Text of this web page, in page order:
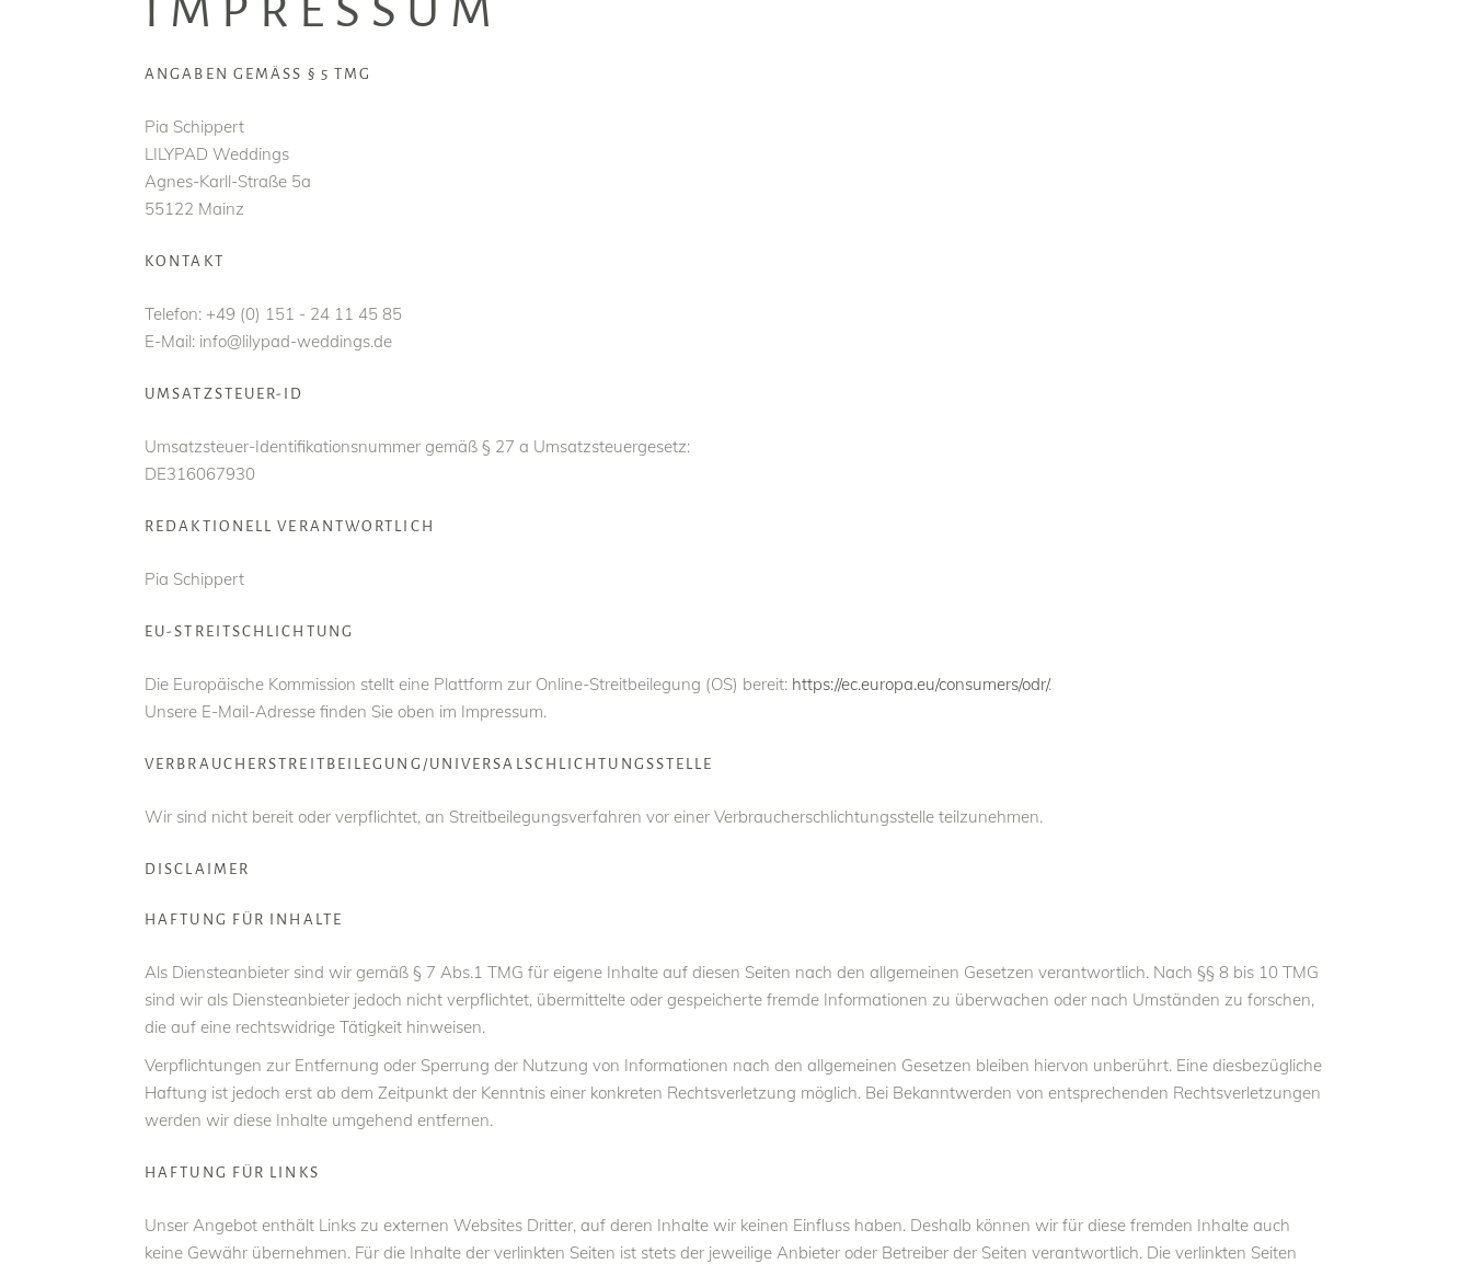
ANGABEN GEMÄSS § 5 TMG
Pia Schippert
LILYPAD Weddings
Agnes-Karll-Straße 5a
55122 Mainz
KONTAKT
Telefon: +49 (0) 151 - 24 11 45 85
E-Mail: info@lilypad-weddings.de
UMSATZSTEUER-ID
Umsatzsteuer-Identifikationsnummer gemäß § 27 a Umsatzsteuergesetz:
DE316067930
REDAKTIONELL VERANTWORTLICH
Pia Schippert
EU-STREITSCHLICHTUNG
Die Europäische Kommission stellt eine Plattform zur Online-Streitbeilegung (OS) bereit: https://ec.europa.eu/consumers/odr/.
Unsere E-Mail-Adresse finden Sie oben im Impressum.
VERBRAUCHER­STREIT­BEILEGUNG/UNIVERSAL­SCHLICHTUNGS­STELLE
Wir sind nicht bereit oder verpflichtet, an Streitbeilegungsverfahren vor einer Verbraucherschlichtungsstelle teilzunehmen.
DISCLAIMER
HAFTUNG FÜR INHALTE
Als Diensteanbieter sind wir gemäß § 7 Abs.1 TMG für eigene Inhalte auf diesen Seiten nach den allgemeinen Gesetzen verantwortlich. Nach §§ 8 bis 10 TMG
sind wir als Diensteanbieter jedoch nicht verpflichtet, übermittelte oder gespeicherte fremde Informationen zu überwachen oder nach Umständen zu forschen,
die auf eine rechtswidrige Tätigkeit hinweisen.
Verpflichtungen zur Entfernung oder Sperrung der Nutzung von Informationen nach den allgemeinen Gesetzen bleiben hiervon unberührt. Eine diesbezügliche
Haftung ist jedoch erst ab dem Zeitpunkt der Kenntnis einer konkreten Rechtsverletzung möglich. Bei Bekanntwerden von entsprechenden Rechtsverletzungen
werden wir diese Inhalte umgehend entfernen.
HAFTUNG FÜR LINKS
Unser Angebot enthält Links zu externen Websites Dritter, auf deren Inhalte wir keinen Einfluss haben. Deshalb können wir für diese fremden Inhalte auch
keine Gewähr übernehmen. Für die Inhalte der verlinkten Seiten ist stets der jeweilige Anbieter oder Betreiber der Seiten verantwortlich. Die verlinkten Seiten